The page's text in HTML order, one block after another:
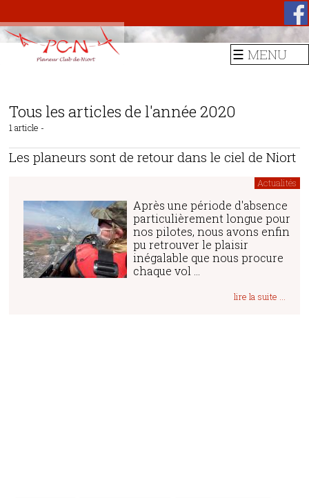
☰ MENU
Tous les articles de l'année 2020
1 article -
Les planeurs sont de retour dans le ciel de Niort
Actualités
Après une période d'absence
particulièrement longue pour
nos pilotes, nous avons enfin
pu retrouver le plaisir
inégalable que nous procure
chaque vol ...
lire la suite ...